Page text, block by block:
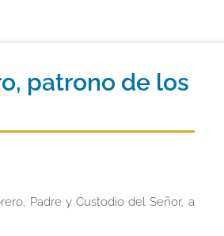
patrono de los
Padre y Custodio del Señor, a